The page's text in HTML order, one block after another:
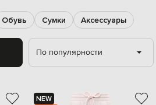
Обувь Сумки Аксессуары
По популярности
NEW